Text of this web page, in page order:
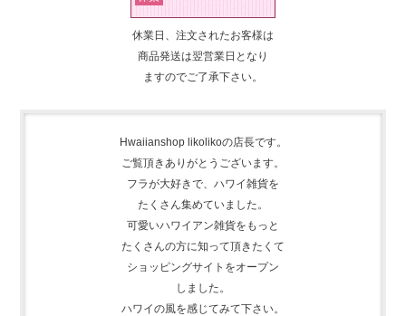
休業日、注文されたお客様は
商品発送は翌営業日となり
ますのでご了承下さい。
Hwaiianshop likolikoの店長です。
ご覧頂きありがとうございます。
フラが大好きで、 ハワイ雑貨を
たくさん集めていました。
可愛いハワイアン雑貨をもっと
たくさんの方に知って頂きたくて
ショッピングサイトをオープン
しました。
ハワイの風を感じてみて下さい。